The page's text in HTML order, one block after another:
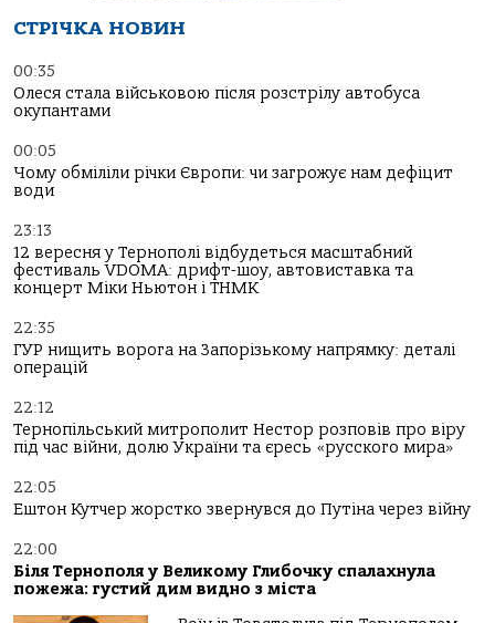
СТРІЧКА НОВИН
00:35
Олеся стала військовою після розстрілу автобуса
окупантами
00:05
Чому обміліли річки Європи: чи загрожує нам дефіцит
води
23:13
12 вересня у Тернополі відбудеться масштабний
фестиваль VDOMA: дрифт-шоу, автовиставка та
концерт Міки Ньютон і ТНМК
22:35
ГУР нищить ворога на Запорізькому напрямку: деталі
операцій
22:12
Тернопільський митрополит Нестор розповів про віру
під час війни, долю України та єресь «русского мира»
22:05
Ештон Кутчер жорстко звернувся до Путіна через війну
22:00
Біля Тернополя у Великому Глибочку спалахнула
пожежа: густий дим видно з міста